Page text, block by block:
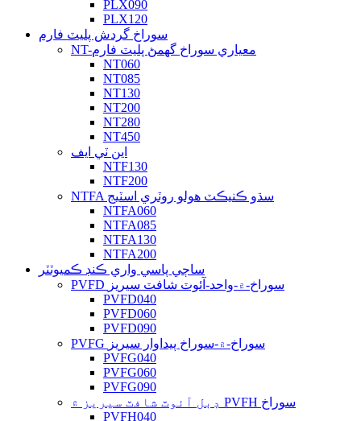
PLX090
PLX120
سوراخ گردش پليٽ فارم
NT-معياري سوراخ گھمڻ پليٽ فارم
NT060
NT085
NT130
NT200
NT280
NT450
اين ٽي ايف
NTF130
NTF200
NTFA سڌو ڪنيڪٽ هولو روٽري اسٽيج
NTFA060
NTFA085
NTFA130
NTFA200
ساڄي پاسي واري ڪنڊ ڪميوٽٽر
PVFD سوراخ-۾-واحد-آئوٽ شافٽ سيريز
PVFD040
PVFD060
PVFD090
PVFG سوراخ-۾-سوراخ پيداوار سيريز
PVFG040
PVFG060
PVFG090
ڊبل آئوٽ شافٽ سيريز ۾ PVFH سوراخ
PVFH040